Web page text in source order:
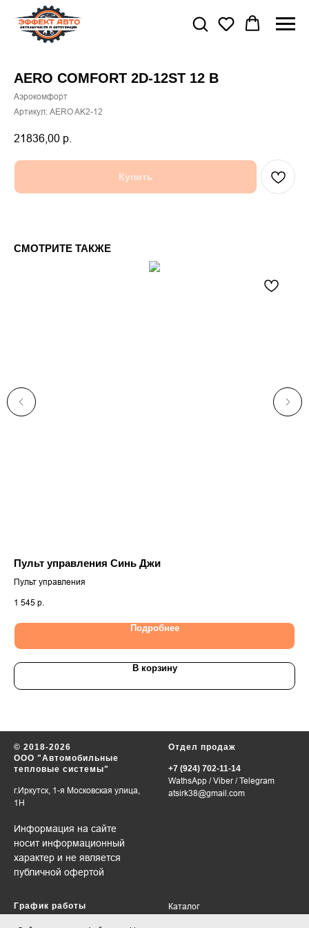
AERO COMFORT 2D-12ST 12 B
Аэрокомфорт
Артикул: AERO AK2-12
21836,00 р.
Купить
СМОТРИТЕ ТАКЖЕ
Пульт управления Синь Джи
Пульт управления
1 545 р.
Подробнее
В корзину
© 2018-2026
ООО "Автомобильные
тепловые системы"
г.Иркутск, 1-я Московская улица,
1Н
Информация на сайте
носит информационный
характер и не является
публичной офертой
Отдел продаж
+7 (924) 702-11-14
WathsApp /Viber /Telegram
atsirk38@gmail.com
График работы
Каталог